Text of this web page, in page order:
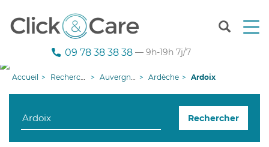
T
n
09 78 38 38 38 — 9h-19h 7j/7
Accueil Recherche aide à domicile Auvergne-Rhône-Alpes Ardèche Ardoix
Rechercher